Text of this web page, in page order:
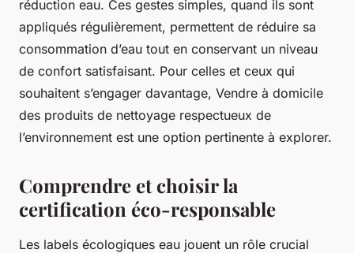
réduction eau. Ces gestes simples, quand ils sont
appliqués régulièrement, permettent de réduire sa
consommation d’eau tout en conservant un niveau
de confort satisfaisant. Pour celles et ceux qui
souhaitent s’engager davantage, Vendre à domicile
des produits de nettoyage respectueux de
l’environnement est une option pertinente à explorer.
Comprendre et choisir la
certification éco-responsable
Les labels écologiques eau jouent un rôle crucial